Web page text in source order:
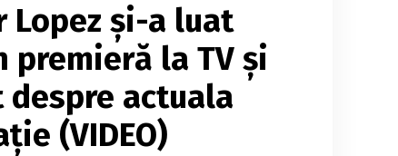
Lopez și-a luat
premieră la TV și
actuala
(VIDEO)